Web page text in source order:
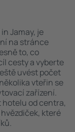
Jamay, je
na stránce
to, co
cesty a vyberte
uvést počet
vteřin se
zařízení.
hotelu od centra,
které